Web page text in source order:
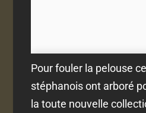
Pour fouler la pelouse
stéphanois ont arboré
la toute nouvelle